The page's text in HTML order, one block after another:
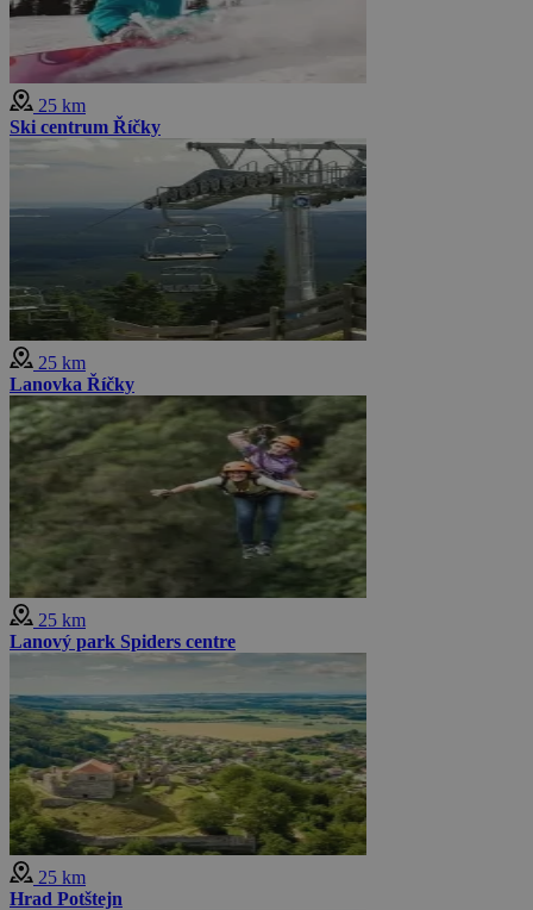
25 km
Ski centrum Říčky
25 km
Lanovka Říčky
25 km
Lanový park Spiders centre
25 km
Hrad Potštejn